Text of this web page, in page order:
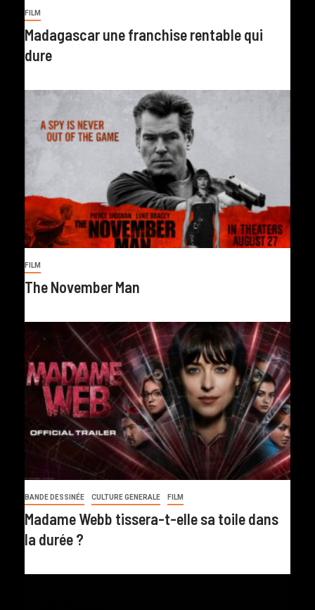
FILM
Madagascar une franchise rentable qui
dure
FILM
The November Man
BANDE DESSINÉE CULTURE GENERALE FILM
Madame Webb tissera-t-elle sa toile dans
la durée ?